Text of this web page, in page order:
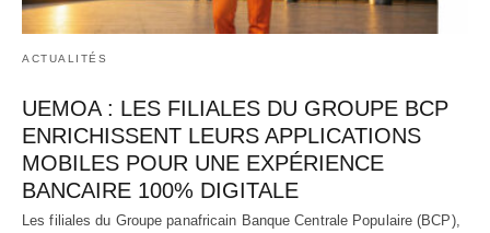
ACTUALITÉS
UEMOA : LES FILIALES DU GROUPE BCP
ENRICHISSENT LEURS APPLICATIONS
MOBILES POUR UNE EXPÉRIENCE
BANCAIRE 100% DIGITALE
Les filiales du Groupe panafricain Banque Centrale Populaire (BCP),